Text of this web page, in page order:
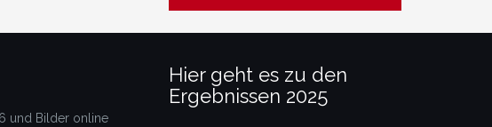
und Bilder online
Hier geht es zu den
Ergebnissen 2025